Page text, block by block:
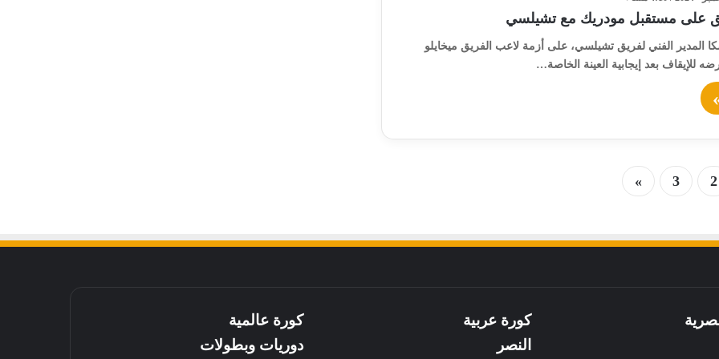
على مستقبل مودريك مع تشيلسي
المدير الفني لفريق تشيلسي، على أزمة لاعب الفريق ميخايلو
للإيقاف بعد إيجابية العينة الخاصة…
2
3
»
كورة عربية
النصر
كورة عالمية
دوريات وبطولات